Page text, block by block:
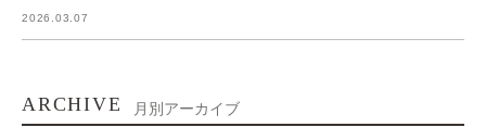
2026.03.07
ARCHIVE 月別アーカイブ